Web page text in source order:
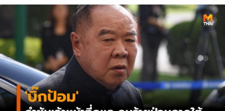
ไลฟ์สไตล์